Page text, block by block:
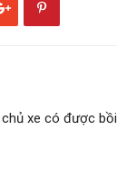
xe có được